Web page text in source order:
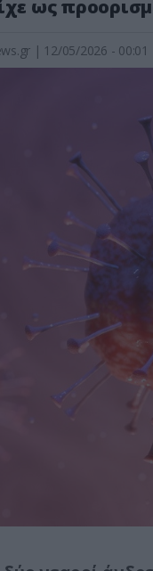
ως
| 12/05/2026 - 00:01